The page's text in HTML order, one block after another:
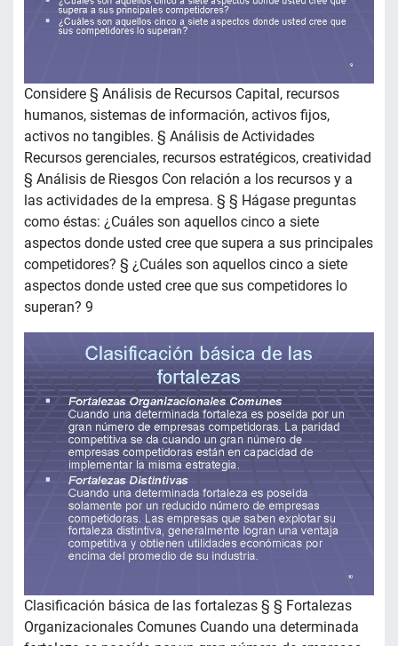
Considere § Análisis de Recursos Capital, recursos
humanos, sistemas de información, activos fijos,
activos no tangibles. § Análisis de Actividades
Recursos gerenciales, recursos estratégicos, creatividad
§ Análisis de Riesgos Con relación a los recursos y a
las actividades de la empresa. § § Hágase preguntas
como éstas: ¿Cuáles son aquellos cinco a siete
aspectos donde usted cree que supera a sus principales
competidores? § ¿Cuáles son aquellos cinco a siete
aspectos donde usted cree que sus competidores lo
superan? 9
Clasificación básica de las fortalezas § § Fortalezas
Organizacionales Comunes Cuando una determinada